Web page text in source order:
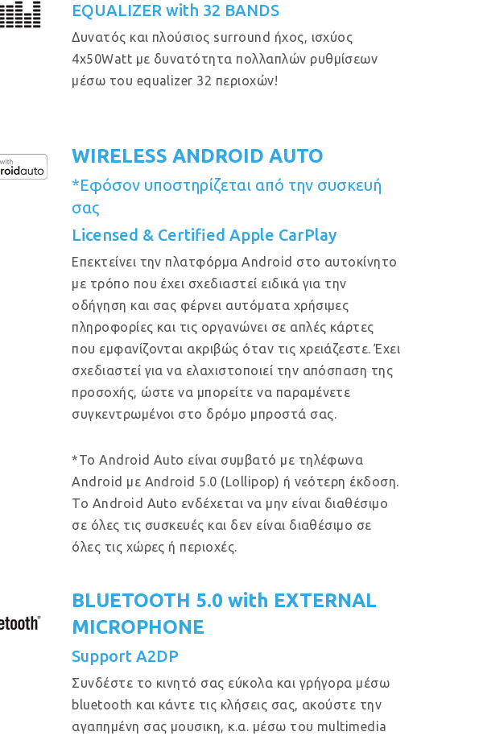
EQUALIZER with 32 BANDS
Δυνατός και πλούσιος surround ήχος, ισχύος
4x50Watt με δυνατότητα πολλαπλών ρυθμίσεων
μέσω του equalizer 32 περιοχών!
WIRELESS ANDROID AUTO
*Εφόσον υποστηρίζεται από την συσκευή
σας
Licensed & Certified Apple CarPlay
Επεκτείνει την πλατφόρμα Android στο αυτοκίνητο
με τρόπο που έχει σχεδιαστεί ειδικά για την
οδήγηση και σας φέρνει αυτόματα χρήσιμες
πληροφορίες και τις οργανώνει σε απλές κάρτες
που εμφανίζονται ακριβώς όταν τις χρειάζεστε. Έχει
σχεδιαστεί για να ελαχιστοποιεί την απόσπαση της
προσοχής, ώστε να μπορείτε να παραμένετε
συγκεντρωμένοι στο δρόμο μπροστά σας.
*Το Android Auto είναι συμβατό με τηλέφωνα
Android με Android 5.0 (Lollipop) ή νεότερη έκδοση.
Το Android Auto ενδέχεται να μην είναι διαθέσιμο
σε όλες τις συσκευές και δεν είναι διαθέσιμο σε
όλες τις χώρες ή περιοχές.
BLUETOOTH 5.0 with EXTERNAL
MICROPHONE
Support A2DP
Συνδέστε το κινητό σας εύκολα και γρήγορα μέσω
bluetooth και κάντε τις κλήσεις σας, ακούστε την
αγαπημένη σας μουσικη, κ.α. μέσω του multimedia